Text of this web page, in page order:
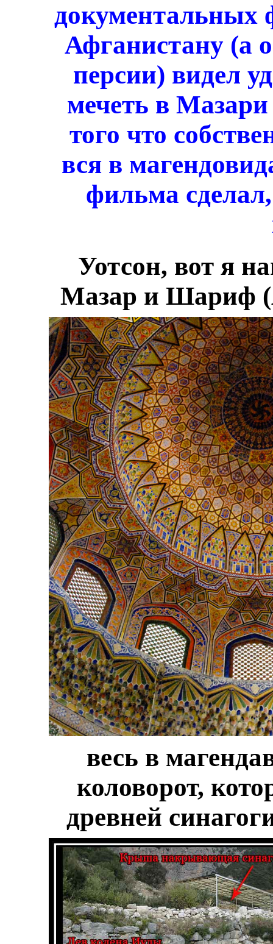
документальных
Афганистану (а
персии) видел
мечеть в
того что
вся в
фильма
Уотсон, вот я
Мазар и Шариф
весь в
коловорот,
древней